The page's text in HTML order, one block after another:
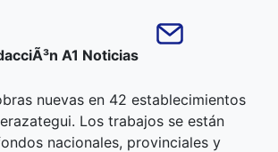
A1 Noticias
nuevas en 42 establecimientos
Los trabajos se están
nacionales, provinciales y